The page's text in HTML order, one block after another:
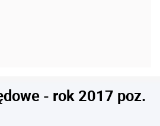
- rok 2017 poz.